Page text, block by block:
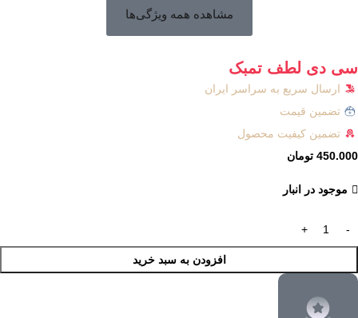
مشاهده همه ویژگی‌ها
سی دی لطف تمبک
ارسال سریع به سراسر ایران
تضمین قیمت
تضمین کیفیت محصول
450.000 تومان
موجود در انبار
افزودن به سبد خرید